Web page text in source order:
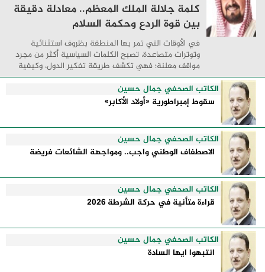
كلمة جلالة الملك المعظم.. معادلة دقيقة
بين قوة الردع وحكمة السلام
في الأوقات التي تمر بها المنطقة بظروف استثنائية
وتوترات متصاعدة، تصبح الكلمات السياسية أكثر من مجرد
مواقف معلنة؛ فهي تكشف طريقة تفكير الدول، وكيفية
إدارتها للأزمات، والحدود التي تفصل بين القوة ...
الكاتب الصحفي جمال حسين
سقوط إمبراطورية «أولاد الأكابر»
الكاتب الصحفي جمال حسين
الاصطفاف الوطني واجب.. ومواجهة الشائعات فريضة
الكاتب الصحفي جمال حسين
قراءة متأنية في حركة الشرطة 2026
الكاتب الصحفي جمال حسين
انتبهوا ايها السادة